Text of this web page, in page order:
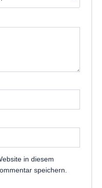
in diesem
speichern.